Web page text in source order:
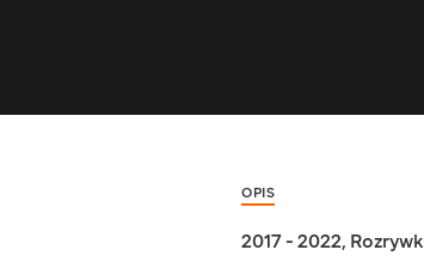
OPIS
2017 - 2022,